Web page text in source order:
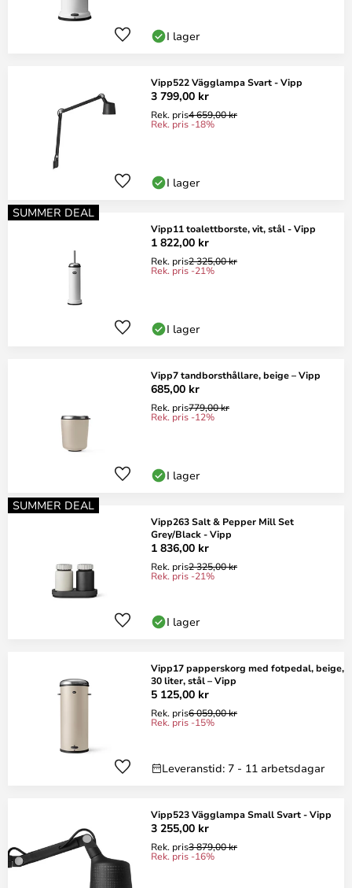
I lager
Vipp522 Vägglampa Svart - Vipp
3 799,00 kr
Rek. pris4 659,00 kr
Rek. pris -18%
I lager
SUMMER DEAL
Vipp11 toalettborste, vit, stål - Vipp
1 822,00 kr
Rek. pris2 325,00 kr
Rek. pris -21%
I lager
Vipp7 tandborsthållare, beige – Vipp
685,00 kr
Rek. pris779,00 kr
Rek. pris -12%
I lager
SUMMER DEAL
Vipp263 Salt & Pepper Mill Set
Grey/Black - Vipp
1 836,00 kr
Rek. pris2 325,00 kr
Rek. pris -21%
I lager
Vipp17 papperskorg med fotpedal, beige,
30 liter, stål – Vipp
5 125,00 kr
Rek. pris6 059,00 kr
Rek. pris -15%
Leveranstid: 7 - 11 arbetsdagar
Vipp523 Vägglampa Small Svart - Vipp
3 255,00 kr
Rek. pris3 879,00 kr
Rek. pris -16%